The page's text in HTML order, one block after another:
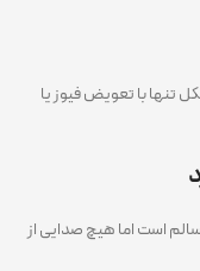
مشکل تنها با تعویض فیوز یا
است اما هیچ صدایی از